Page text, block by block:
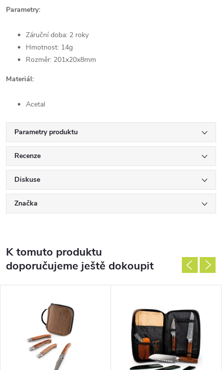
Parametry:
Záruční doba: 2 roky
Hmotnost: 14g
Rozměr: 201x20x8mm
Materiál:
Acetal
Parametry produktu
Recenze
Diskuse
Značka
K tomuto produktu
doporučujeme ještě dokoupit